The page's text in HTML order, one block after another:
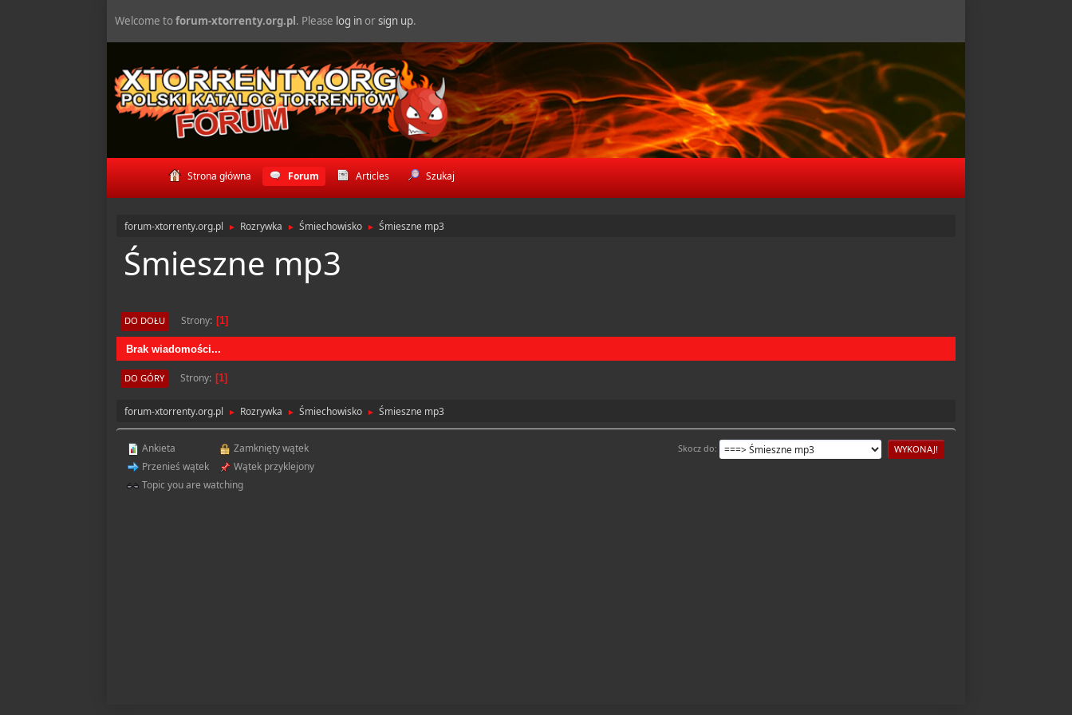
Welcome toforum-xtorrenty.org.pl. Please log in orsign up.
Strona główna Forum Articles Szukaj
forum-xtorrenty.org.pl ► Rozrywka ► Śmiechowisko ► Śmieszne mp3
Śmieszne mp3
DO DOŁU Strony 1
Brak wiadomości...
DO GÓRY Strony 1
forum-xtorrenty.org.pl ► Rozrywka ► Śmiechowisko ► Śmieszne mp3
Skocz do
Ankieta
Przenieś wątek
Zamknięty wątek
Wątek przyklejony
Topic you are watching